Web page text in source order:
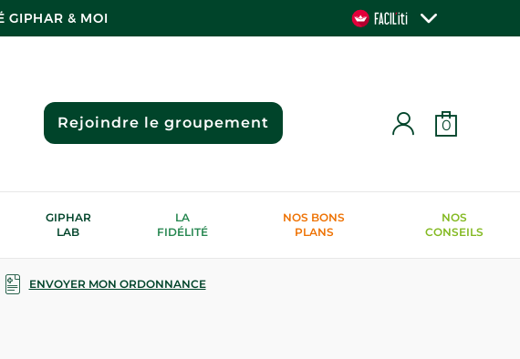
GIPHAR & MOI
Rejoindre le groupement 0
GIPHAR
LAB
LA
FIDÉLITÉ
NOS BONS
PLANS
NOS
CONSEILS
ENVOYER MON ORDONNANCE